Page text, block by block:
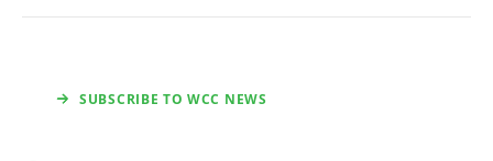
SUBSCRIBE TO WCC NEWS